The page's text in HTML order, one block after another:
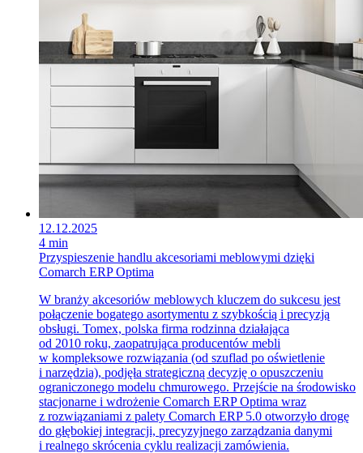
12.12.2025
4 min
Przyspieszenie handlu akcesoriami meblowymi dzięki
Comarch ERP Optima
W branży akcesoriów meblowych kluczem do sukcesu jest
połączenie bogatego asortymentu z szybkością i precyzją
obsługi. Tomex, polska firma rodzinna działająca
od 2010 roku, zaopatrująca producentów mebli
w kompleksowe rozwiązania (od szuflad po oświetlenie
i narzędzia), podjęła strategiczną decyzję o opuszczeniu
ograniczonego modelu chmurowego. Przejście na środowisko
stacjonarne i wdrożenie Comarch ERP Optima wraz
z rozwiązaniami z palety Comarch ERP 5.0 otworzyło drogę
do głębokiej integracji, precyzyjnego zarządzania danymi
i realnego skrócenia cyklu realizacji zamówienia.